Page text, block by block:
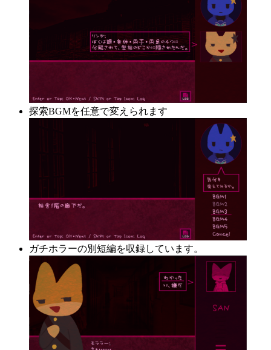
探索BGMを任意で変えられます
ガチホラーの別短編を収録しています。